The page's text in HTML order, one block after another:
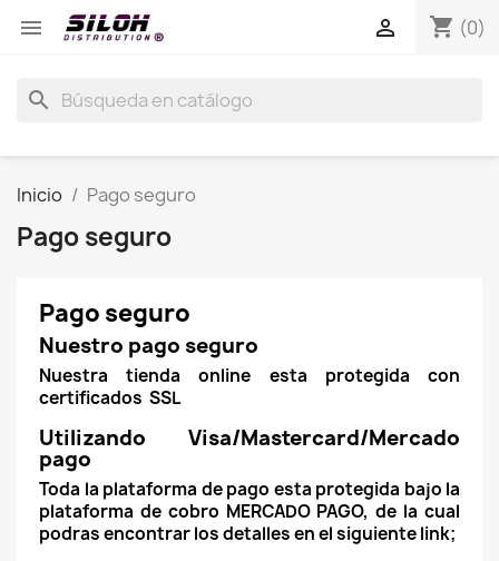
 shopping_cart (0)

search
Inicio Pago seguro
Pago seguro
Pago seguro
Nuestro pago seguro
Nuestra tienda online esta protegida con
certificados SSL
Utilizando Visa/Mastercard/Mercado
pago
Toda la plataforma de pago esta protegida bajo la
plataforma de cobro MERCADO PAGO, de la cual
podras encontrar los detalles en el siguiente link;